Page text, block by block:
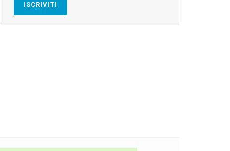
ISCRIVITI